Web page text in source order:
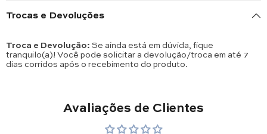
Trocas e Devoluções
Troca e Devolução: Se ainda está em dúvida, fique
tranquilo(a)! Você pode solicitar a devolução/troca em até 7
dias corridos após o recebimento do produto.
Avaliações de Clientes